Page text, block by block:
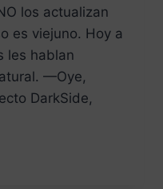
los actualizan
es viejuno. Hoy a
les hablan
—Oye,
DarkSide,